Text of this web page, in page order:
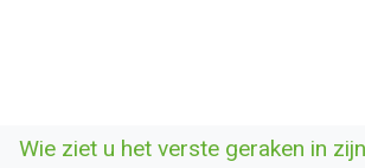
Wie ziet u het verste geraken in